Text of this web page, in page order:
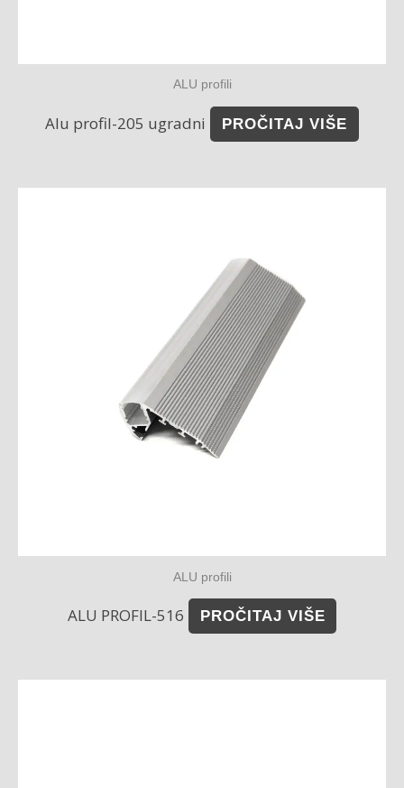
ALU profili
Alu profil-205 ugradni PROČITAJ VIŠE
ALU profili
ALU PROFIL-516 PROČITAJ VIŠE